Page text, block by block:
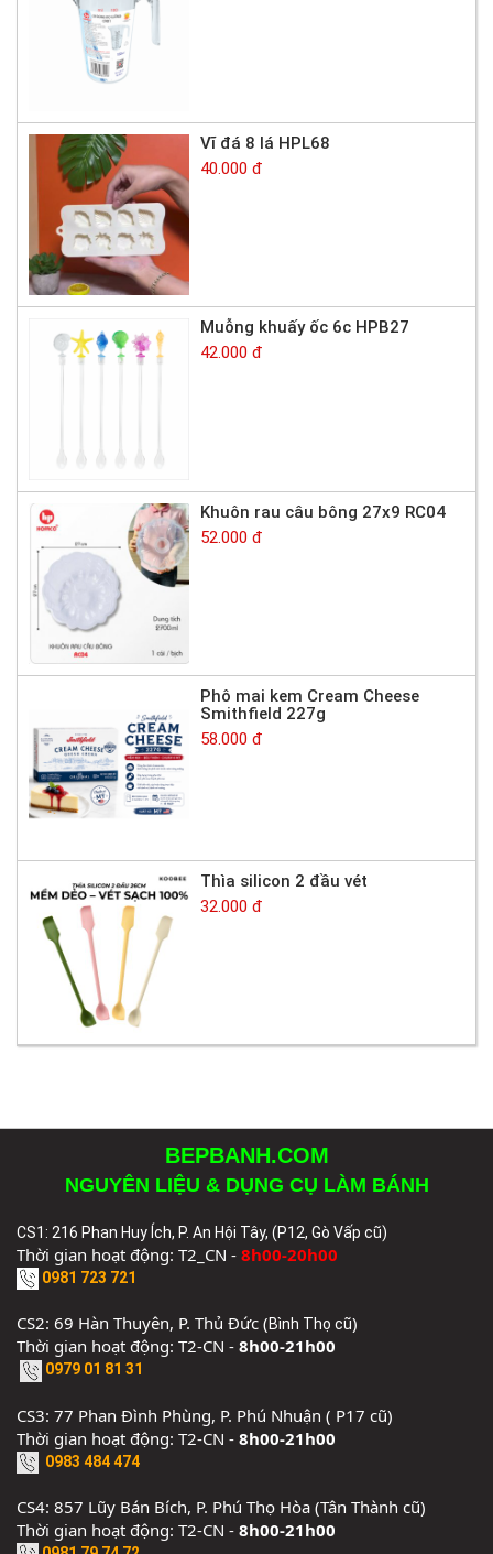
Vĩ đá 8 lá HPL68
40.000 đ
Muỗng khuấy ốc 6c HPB27
42.000 đ
Khuôn rau câu bông 27x9 RC04
52.000 đ
Phô mai kem Cream Cheese
Smithfield 227g
58.000 đ
Thìa silicon 2 đầu vét
32.000 đ
BEPBANH.COM
NGUYÊN LIỆU & DỤNG CỤ LÀM BÁNH
CS1: 216 Phan Huy Ích, P. An Hội Tây, (P12, Gò Vấp cũ)
Thời gian hoạt động: T2_CN - 8h00-20h00
0981 723 721
CS2: 69 Hàn Thuyên, P. Thủ Đức (Bình Thọ cũ)
Thời gian hoạt động: T2-CN - 8h00-21h00
0979 01 81 31
CS3: 77 Phan Đình Phùng, P. Phú Nhuận ( P17 cũ)
Thời gian hoạt động: T2-CN - 8h00-21h00
0983 484 474
CS4: 857 Lũy Bán Bích, P. Phú Thọ Hòa (Tân Thành cũ)
Thời gian hoạt động: T2-CN - 8h00-21h00